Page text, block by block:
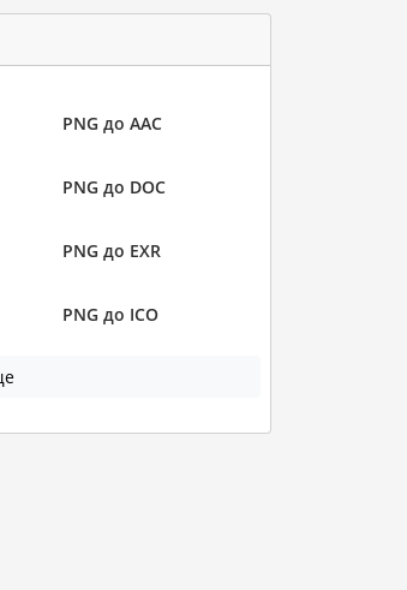
PNG до AAC
PNG до DOC
PNG до EXR
PNG до ICO